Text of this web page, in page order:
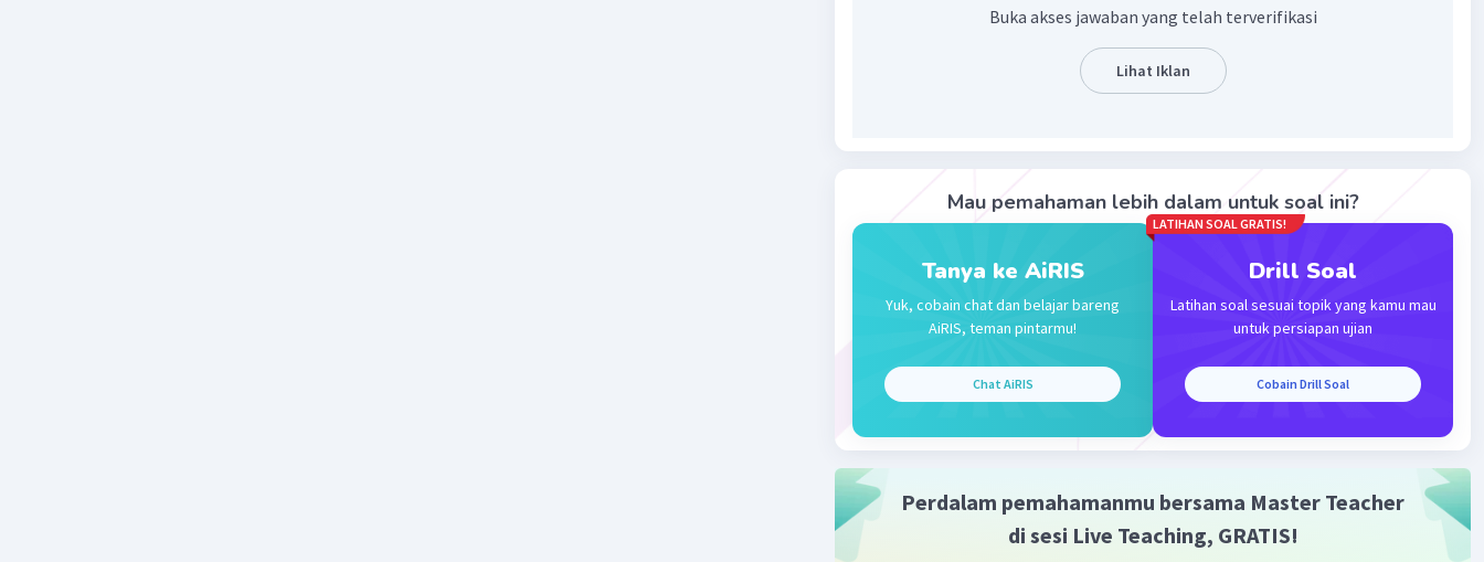
Buka akses jawaban yang telah terverifikasi
Lihat Iklan
Mau pemahaman lebih dalam untuk soal ini?
Tanya ke AiRIS
Yuk, cobain chat dan belajar bareng
AiRIS, teman pintarmu!
Chat AiRIS
LATIHAN SOAL GRATIS!
Drill Soal
Latihan soal sesuai topik yang kamu mau
untuk persiapan ujian
Cobain Drill Soal
Perdalam pemahamanmu bersama Master Teacher
di sesi Live Teaching, GRATIS!